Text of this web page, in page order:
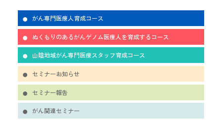
がん専門医療人育成コース
ぬくもりのあるがんゲノム医療人を育成するコース
山陰地域がん専門医療スタッフ育成コース
セミナーお知らせ
セミナー報告
がん関連セミナー